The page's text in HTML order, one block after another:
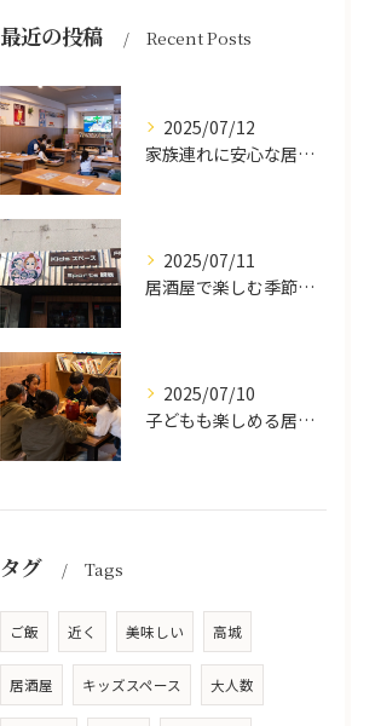
最近の投稿 Recent Posts
2025/07/12
家族連れに安心な居酒屋体験
2025/07/11
居酒屋で楽しむ季節の味覚と生中継スポーツ観戦
2025/07/10
子どもも楽しめる居酒屋の魅力
タグ Tags
ご飯 近く 美味しい 高城
居酒屋 キッズスペース 大人数